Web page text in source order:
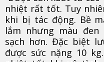
nhiệt rất tốt. Tuy
khi bị tác động. Bề
lắm nhưng màu
sạch hơn. Đặc biệt
được sức nặng 10